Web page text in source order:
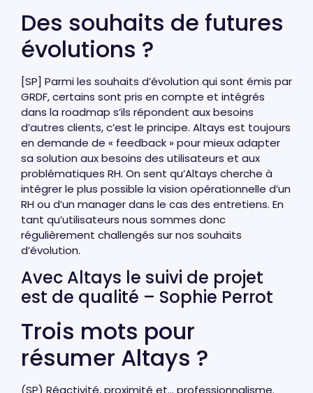
Des souhaits de futures
évolutions ?
[SP] Parmi les souhaits d’évolution qui sont émis par
GRDF, certains sont pris en compte et intégrés
dans la roadmap s’ils répondent aux besoins
d’autres clients, c’est le principe. Altays est toujours
en demande de « feedback » pour mieux adapter
sa solution aux besoins des utilisateurs et aux
problématiques RH. On sent qu’Altays cherche à
intégrer le plus possible la vision opérationnelle d’un
RH ou d’un manager dans le cas des entretiens. En
tant qu’utilisateurs nous sommes donc
régulièrement challengés sur nos souhaits
d’évolution.
Avec Altays le suivi de projet
est de qualité – Sophie Perrot
Trois mots pour
résumer Altays ?
(SP) Réactivité, proximité et… professionnalisme.